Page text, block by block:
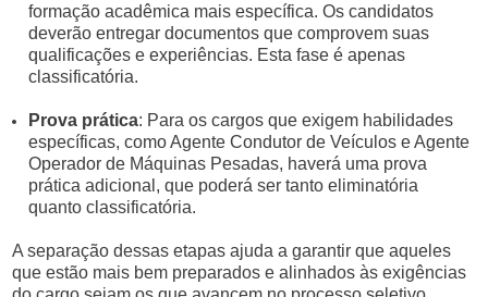
formação acadêmica mais específica. Os candidatos
deverão entregar documentos que comprovem suas
qualificações e experiências. Esta fase é apenas
classificatória.
Prova prática: Para os cargos que exigem habilidades
específicas, como Agente Condutor de Veículos e Agente
Operador de Máquinas Pesadas, haverá uma prova
prática adicional, que poderá ser tanto eliminatória
quanto classificatória.
A separação dessas etapas ajuda a garantir que aqueles
que estão mais bem preparados e alinhados às exigências